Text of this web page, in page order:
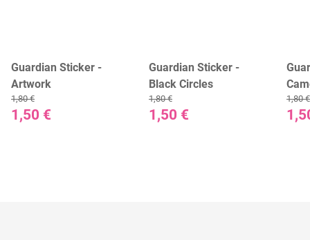
Guardian Sticker -
Artwork
1,50 €
1,80 €
Guardian Sticker -
Black Circles
1,50 €
1,80 € 1,80 €